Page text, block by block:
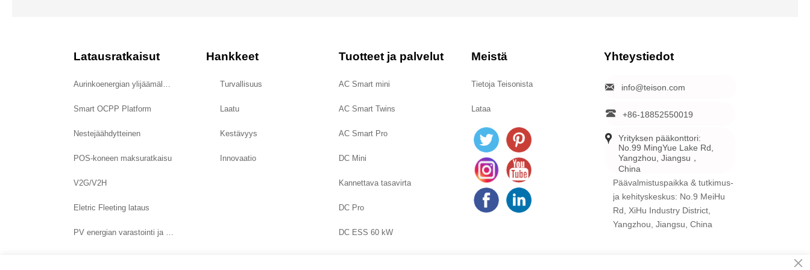
Latausratkaisut
Aurinkoenergian ylijäämälataus
Smart OCPP Platform
Nestejäähdytteinen
POS-koneen maksuratkaisu
V2G/V2H
Eletric Fleeting lataus
PV energian varastointi ja latausjärjestelmä
Hankkeet
Turvallisuus
Laatu
Kestävyys
Innovaatio
Tuotteet ja palvelut
AC Smart mini
AC Smart Twins
AC Smart Pro
DC Mini
Kannettava tasavirta
DC Pro
DC ESS 60 kW
Meistä
Tietoja Teisonista
Lataa
Yhteystiedot
 info@teison.com
 +86-18852550019

Yrityksen pääkonttori:
No.99 MingYue Lake Rd,
Yangzhou, Jiangsu，
China
Päävalmistuspaikka & tutkimus-
ja kehityskeskus: No.9 MeiHu
Rd, XiHu Industry District,
Yangzhou, Jiangsu, China
×